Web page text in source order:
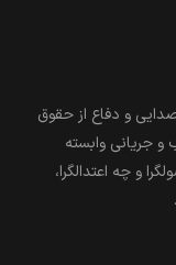
و دفاع از حقوق
جریانی وابسته
و چه اعتدالگرا،